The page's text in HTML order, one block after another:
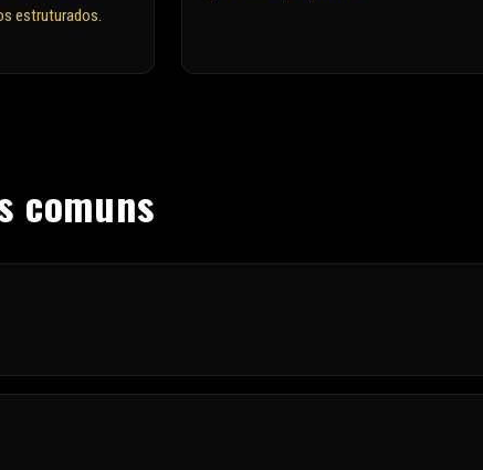
estruturados.
comuns